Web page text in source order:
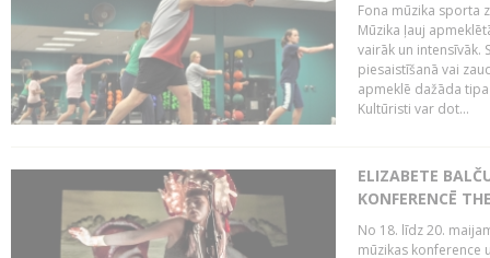
Fona mūzika sporta
Mūzika ļauj
vairāk un intensīvāk.
piesaistīšanā vai
apmeklē dažāda
Kultūristi var dot...
ELIZABETE
KONFERENCĒ
No 18. līdz 20.
mūzikas konference